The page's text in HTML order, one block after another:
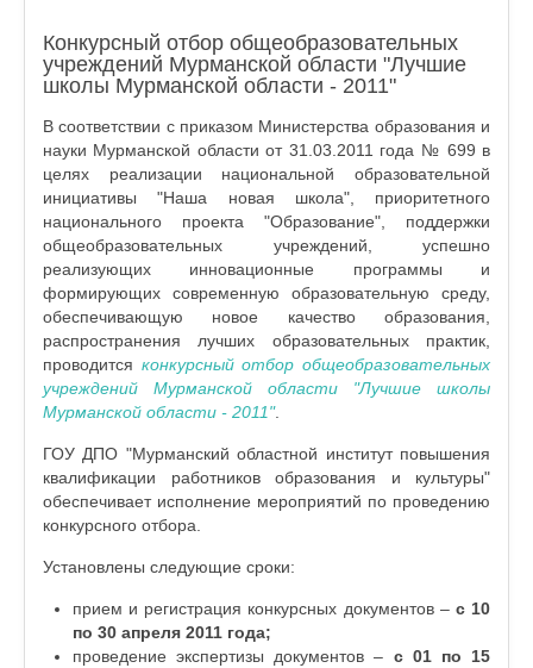
Конкурсный отбор общеобразовательных
учреждений Мурманской области "Лучшие
школы Мурманской области - 2011"
В соответствии с приказом Министерства образования и
науки Мурманской области от 31.03.2011 года № 699 в
целях реализации национальной образовательной
инициативы "Наша новая школа", приоритетного
национального проекта "Образование", поддержки
общеобразовательных учреждений, успешно
реализующих инновационные программы и
формирующих современную образовательную среду,
обеспечивающую новое качество образования,
распространения лучших образовательных практик,
проводится конкурсный отбор общеобразовательных
учреждений Мурманской области "Лучшие школы
Мурманской области - 2011".
ГОУ ДПО "Мурманский областной институт повышения
квалификации работников образования и культуры"
обеспечивает исполнение мероприятий по проведению
конкурсного отбора.
Установлены следующие сроки:
прием и регистрация конкурсных документов – с 10
по 30 апреля 2011 года;
проведение экспертизы документов – с 01 по 15